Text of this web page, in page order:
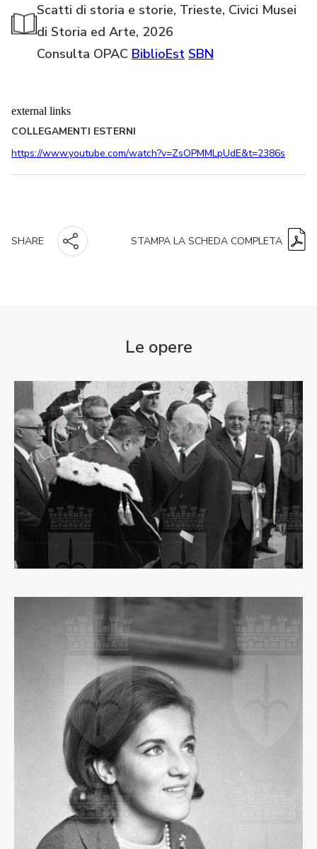
Scatti di storia e storie, Trieste, Civici Musei
di Storia ed Arte, 2026
Consulta OPAC BiblioEst SBN
external links
COLLEGAMENTI ESTERNI
https://www.youtube.com/watch?v=ZsOPMMLpUdE&t=2386s
SHARE STAMPA LA SCHEDA COMPLETA
Le opere